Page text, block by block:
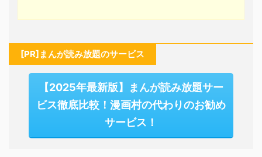
[PR]まんが読み放題のサービス
【2025年最新版】まんが読み放題サー
ビス徹底比較！漫画村の代わりのお勧め
サービス！